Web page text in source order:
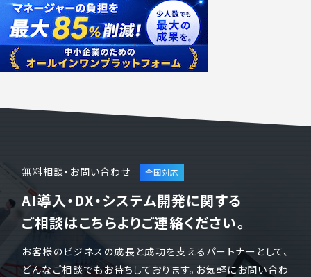
無料相談・お問い合わせ
AI導入・DX・システム開発に関する
ご相談はこちらよりご連絡ください。
お客様のビジネスの成長と成功を支えるパートナーとして、
どんなご相談でもお待ちしております。お気軽にお問い合わ